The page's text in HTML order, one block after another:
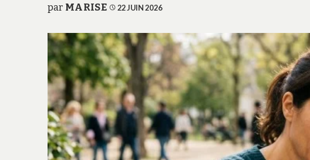
par MARISE 22 JUIN 2026